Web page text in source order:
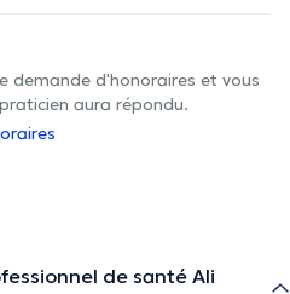
demande d'honoraires et vous
aura répondu.
de santé Ali